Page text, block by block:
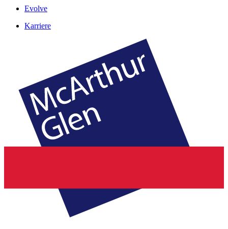
Evolve
Karriere